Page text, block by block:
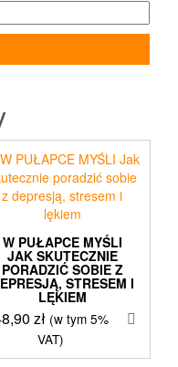
W PUŁAPCE MYŚLI
JAK SKUTECZNIE
PORADZIĆ SOBIE Z
STRESEM I
LĘKIEM
zł (w tym 5%
VAT)